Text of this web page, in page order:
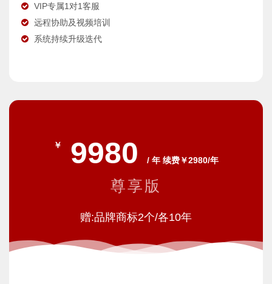
VIP专属1对1客服
远程协助及视频培训
系统持续升级迭代
￥ 9980 / 年 续费￥2980/年
尊享版
赠:品牌商标2个/各10年